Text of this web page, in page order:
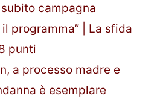
campagna
programma” | La sfida
punti
a processo madre e
è esemplare